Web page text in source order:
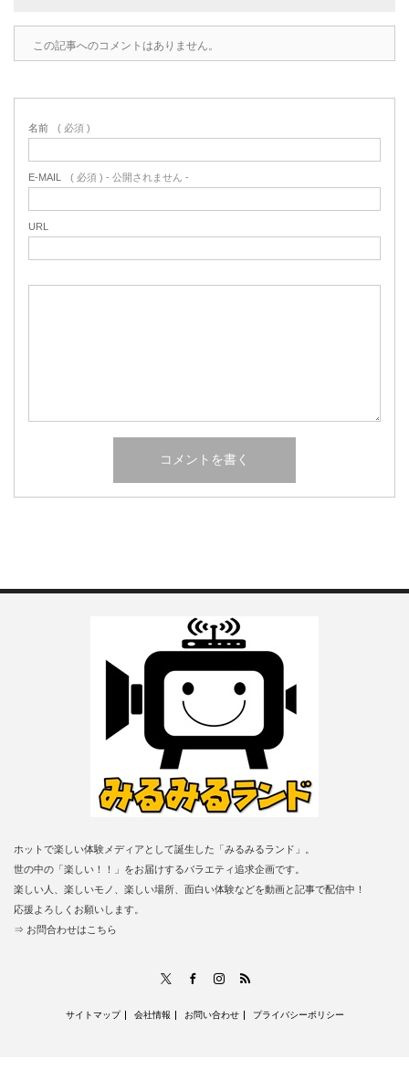
この記事へのコメントはありません。
名前 ( 必須 )
E-MAIL ( 必須 ) - 公開されません -
URL
ホットで楽しい体験メディアとして誕生した「みるみるランド」。
世の中の「楽しい！！」をお届けするバラエティ追求企画です。
楽しい人、楽しいモノ、楽しい場所、面白い体験などを動画と記事で配信中！
応援よろしくお願いします。
⇒ お問合わせはこちら
FacebookInstagram
RSS
サイトマップ 会社情報 お問い合わせ プライバシーポリシー